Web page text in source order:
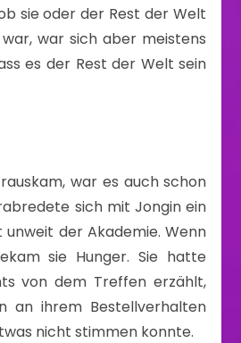
sie oder der Rest der Welt
war sich aber meistens
es der Rest der Welt sein
rauskam, war es auch schon
sich mit Jongin ein
der Akademie. Wenn
sie Hunger. Sie hatte
von dem Treffen erzählt,
an ihrem Bestellverhalten
nicht stimmen konnte.